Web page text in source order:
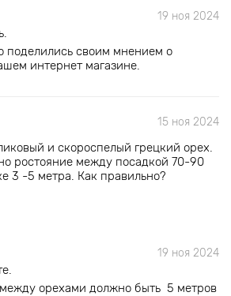
19 ноя 2024
поделились своим мнением о
интернет магазине.
15 ноя 2024
и скороспелый грецкий орех.
ростояние между посадкой 70-90
3 -5 метра. Как правильно?
19 ноя 2024
орехами должно быть 5 метров